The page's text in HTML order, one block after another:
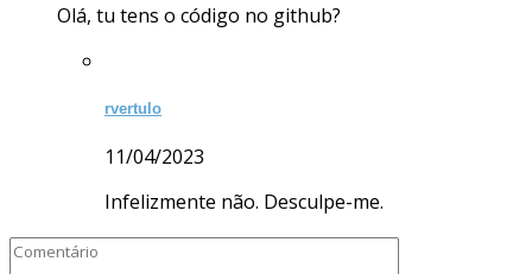
Olá, tu tens o código no github?
rvertulo
11/04/2023
Infelizmente não. Desculpe-me.